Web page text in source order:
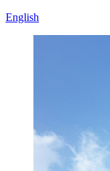
English